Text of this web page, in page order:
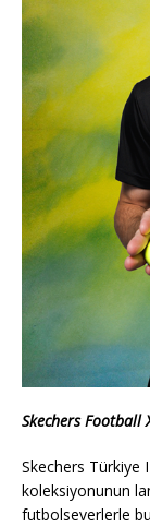
Skechers Football
Skechers Türkiye
koleksiyonunun
futbolseverlerle